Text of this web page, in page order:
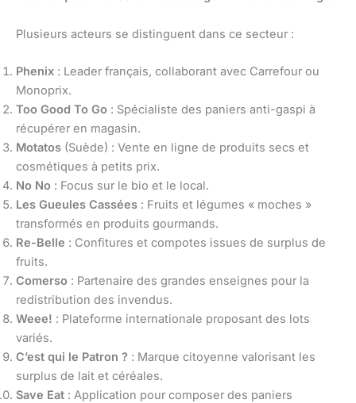
Plusieurs acteurs se distinguent dans ce secteur :
Phenix : Leader français, collaborant avec Carrefour ou
Monoprix.
Too Good To Go : Spécialiste des paniers anti-gaspi à
récupérer en magasin.
Motatos (Suède) : Vente en ligne de produits secs et
cosmétiques à petits prix.
No No : Focus sur le bio et le local.
Les Gueules Cassées : Fruits et légumes « moches »
transformés en produits gourmands.
Re-Belle : Confitures et compotes issues de surplus de
fruits.
Comerso : Partenaire des grandes enseignes pour la
redistribution des invendus.
Weee! : Plateforme internationale proposant des lots
variés.
C’est qui le Patron ? : Marque citoyenne valorisant les
surplus de lait et céréales.
Save Eat : Application pour composer des paniers